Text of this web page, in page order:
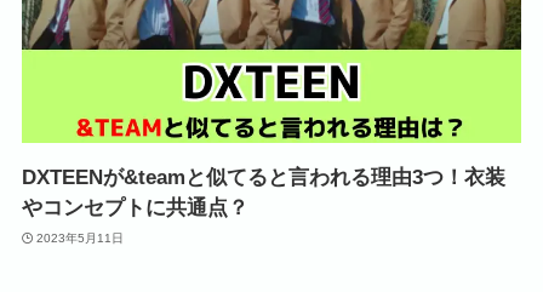
DXTEENが&teamと似てると言われる理由3つ！衣装
やコンセプトに共通点？
2023年5月11日